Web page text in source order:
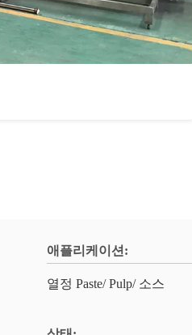
애플리케이션:
열정 Paste/ Pulp/ 소스